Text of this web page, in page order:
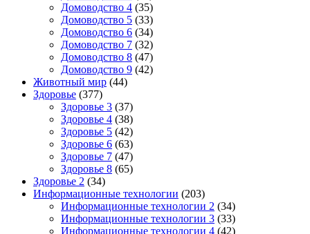
Домоводство 4 (35)
Домоводство 5 (33)
Домоводство 6 (34)
Домоводство 7 (32)
Домоводство 8 (47)
Домоводство 9 (42)
Животный мир (44)
Здоровье (377)
Здоровье 3 (37)
Здоровье 4 (38)
Здоровье 5 (42)
Здоровье 6 (63)
Здоровье 7 (47)
Здоровье 8 (65)
Здоровье 2 (34)
Информационные технологии (203)
Информационные технологии 2 (34)
Информационные технологии 3 (33)
Информационные технологии 4 (42)